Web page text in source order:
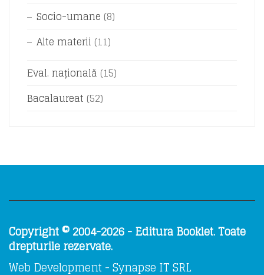
Socio-umane (8)
Alte materii (11)
Eval. națională (15)
Bacalaureat (52)
Copyright © 2004-2026 - Editura Booklet. Toate
drepturile rezervate.
Web Development - Synapse IT SRL